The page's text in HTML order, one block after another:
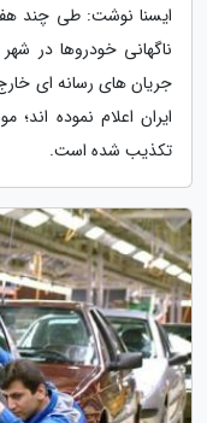
ایسنا نوشت: طی چند
ناگهانی خودروها در
جریان های رسانه ای
ایران اعلام نموده
تکذیب شده است.